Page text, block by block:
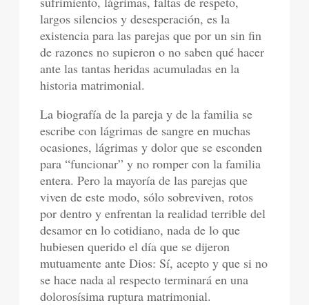
largos silencios y desesperación, es la
existencia para las parejas que por un sin fin
de razones no supieron o no saben qué hacer
ante las tantas heridas acumuladas en la
historia matrimonial.
La biografía de la pareja y de la familia se
escribe con lágrimas de sangre en muchas
ocasiones, lágrimas y dolor que se esconden
para “funcionar” y no romper con la familia
entera. Pero la mayoría de las parejas que
viven de este modo, sólo sobreviven, rotos
por dentro y enfrentan la realidad terrible del
desamor en lo cotidiano, nada de lo que
hubiesen querido el día que se dijeron
mutuamente ante Dios: Sí, acepto y que si no
se hace nada al respecto terminará en una
dolorosísima ruptura matrimonial.